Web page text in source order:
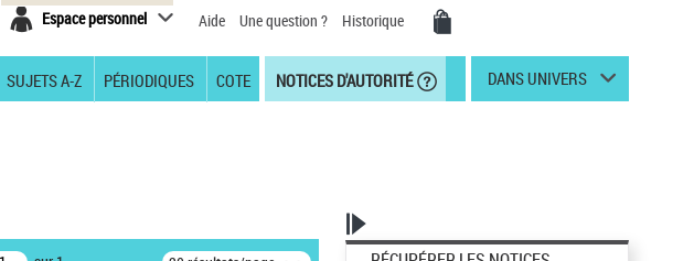
Espace personnel Aide Une question ? Historique
SUJETS A-Z PÉRIODIQUES COTE NOTICES D'AUTORITÉ DANS UNIVERS